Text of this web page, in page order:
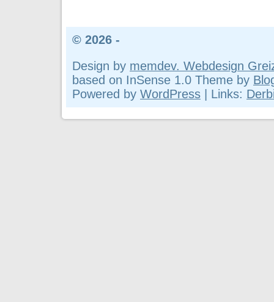
© 2026 -
Design by memdev. Webdesign
based on InSense 1.0 Theme by
Powered by WordPress | Links: